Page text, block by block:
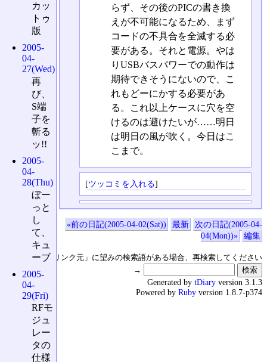
らず、その後のPICの書き換
えが不可能になるため、まず
コードの不具合を全滅する必
要がある。それと電源。やは
りUSBバスパワーでの動作は
期待できそうにないので、こ
れもどーにかする必要があ
る。これ以上ケースに穴を空
けるのは避けたいが……明日
は明日の風が吹く。今日はこ
こまで。
[ツッコミを入れる]
«前の日記(2005-04-02(Sat)) 最新
次の日記(2005-04-
04(Mon))»
編集
↑の「本日のリンク元」に望みの検索語がある場合、再検索してください
→
カッ
トゥ
版
2005-
04-
27(Wed)
再
び、
S端
子を
斬る
ッ!!
2005-
04-
28(Thu)
ぼー
っと
し
て、
キュ
ーブ
2005-
04-
29(Fri)
RFモ
ジュ
レー
タの
仕様
Generated by tDiary version 3.1.3
Powered by Ruby version 1.8.7-p374